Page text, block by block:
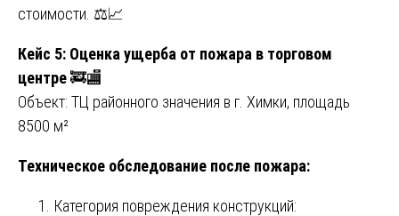
стоимости. ⚖️📈
Кейс 5: Оценка ущерба от пожара в торговом
центре🚒🏬
Объект: ТЦ районного значения в г. Химки, площадь
8500 м²
Техническое обследование после пожара:
Категория повреждения конструкций: